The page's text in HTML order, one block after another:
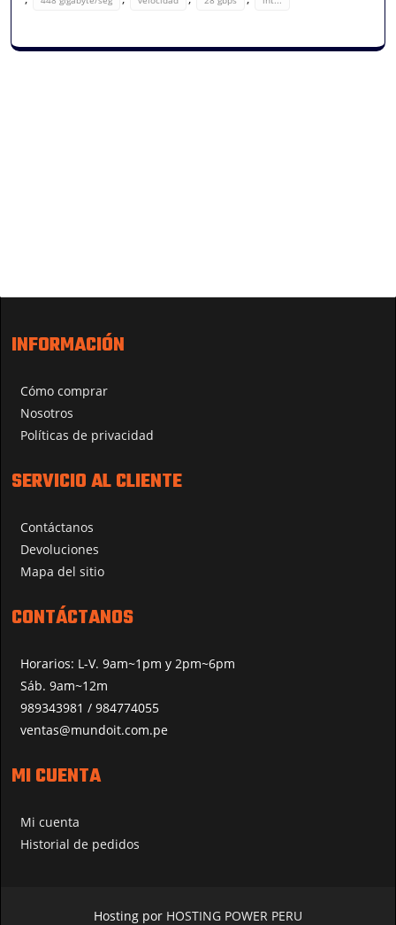
INFORMACIÓN
Cómo comprar
Nosotros
Políticas de privacidad
SERVICIO AL CLIENTE
Contáctanos
Devoluciones
Mapa del sitio
CONTÁCTANOS
Horarios: L-V. 9am~1pm y 2pm~6pm
Sáb. 9am~12m
989343981 / 984774055
ventas@mundoit.com.pe
MI CUENTA
Mi cuenta
Historial de pedidos
Hosting por HOSTING POWER PERU